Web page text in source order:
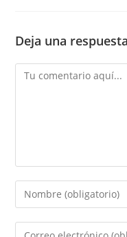
Deja una respuesta
Comentario
Introduce
tu
nombre
Introduce